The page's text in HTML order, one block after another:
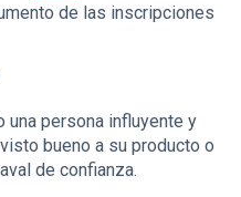
de las inscripciones
una persona influyente y
bueno a su producto o
de confianza.